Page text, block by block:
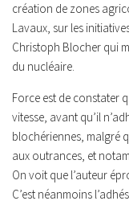
création de zones
Lavaux, sur les
Christoph Blocher qui
du nucléaire.
Force est de constater
vitesse, avant qu’il
blochériennes, malgré
aux outrances, et
On voit que l’auteur
C’est néanmoins